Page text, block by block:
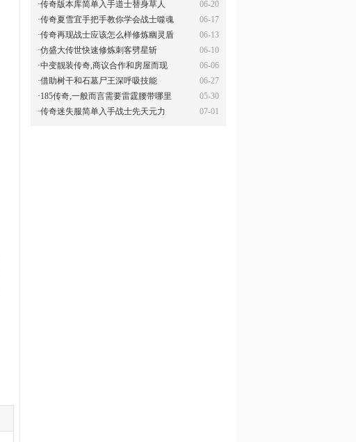
06-20
·传奇版本库简单入手道士替身草人
06-17
·传奇夏雪宜手把手教你学会战士噬魂
06-13
·传奇再现战士应该怎么样修炼幽灵盾
06-10
·仿盛大传世快速修炼刺客劈星斩
06-06
·中变靓装传奇,商议合作和房屋而现
06-27
·借助树干和石墓尸王深呼吸技能
05-30
·185传奇,一般而言需要雷霆腰带哪里
07-01
·传奇迷失服简单入手战士先天元力